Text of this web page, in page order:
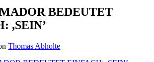
BEDEUTET
,SEIN’
Thomas Abholte